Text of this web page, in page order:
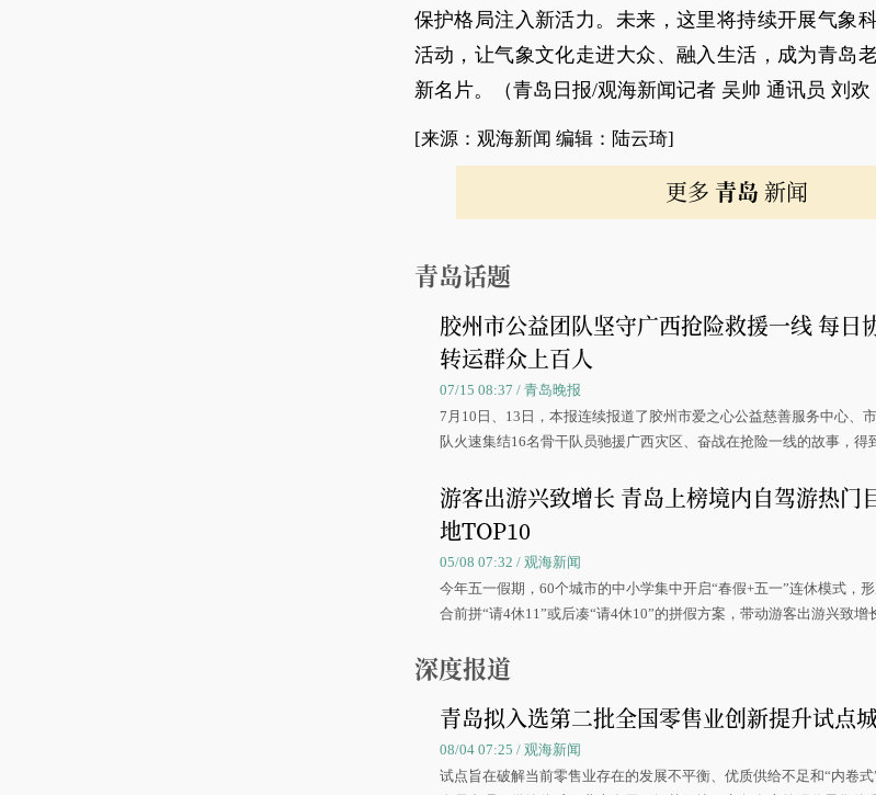
保护格局注入新活力。未来，这里将持续开展气象
活动，让气象文化走进大众、融入生活，成为青岛
新名片。（青岛日报/观海新闻记者 吴帅 通讯员 刘欢
[来源：观海新闻 编辑：陆云琦]
更多 青岛 新闻
青岛话题
胶州市公益团队坚守广西抢险救援一线 每日
转运群众上百人
07/15 08:37 / 青岛晚报
7月10日、13日，本报连续报道了胶州市爱之心公益慈善服务中心、
队火速集结16名骨干队员驰援广西灾区、奋战在抢险一线的故事，得
游客出游兴致增长 青岛上榜境内自驾游热门
地TOP10
05/08 07:32 / 观海新闻
今年五一假期，60个城市的中小学集中开启“春假+五一”连休模式，
合前拼“请4休11”或后凑“请4休10”的拼假方案，带动游客出游兴致增
深度报道
青岛拟入选第二批全国零售业创新提升试点
08/04 07:25 / 观海新闻
试点旨在破解当前零售业存在的发展不平衡、优质供给不足和“内卷